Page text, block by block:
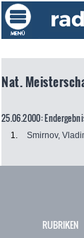
Nat.
25.06.2000:
1. Smirnov,
RUBRIKEN